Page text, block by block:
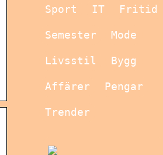
Sport IT Fritid
Semester Mode
Livsstil Bygg
Affärer Pengar
Trender